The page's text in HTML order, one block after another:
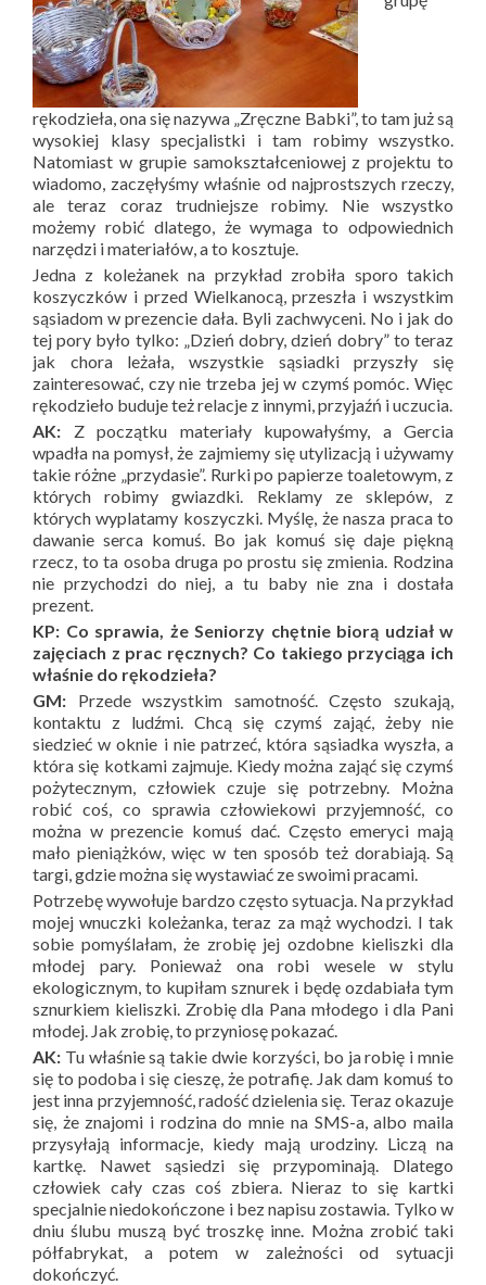
rękodzieła, ona się nazywa „Zręczne Babki”, to tam już są
wysokiej klasy specjalistki i tam robimy wszystko.
Natomiast w grupie samokształceniowej z projektu to
wiadomo, zaczęłyśmy właśnie od najprostszych rzeczy,
ale teraz coraz trudniejsze robimy. Nie wszystko
możemy robić dlatego, że wymaga to odpowiednich
narzędzi i materiałów, a to kosztuje.
Jedna z koleżanek na przykład zrobiła sporo takich
koszyczków i przed Wielkanocą, przeszła i wszystkim
sąsiadom w prezencie dała. Byli zachwyceni. No i jak do
tej pory było tylko: „Dzień dobry, dzień dobry” to teraz
jak chora leżała, wszystkie sąsiadki przyszły się
zainteresować, czy nie trzeba jej w czymś pomóc. Więc
rękodzieło buduje też relacje z innymi, przyjaźń i uczucia.
AK: Z początku materiały kupowałyśmy, a Gercia
wpadła na pomysł, że zajmiemy się utylizacją i używamy
takie różne „przydasie”. Rurki po papierze toaletowym, z
których robimy gwiazdki. Reklamy ze sklepów, z
których wyplatamy koszyczki. Myślę, że nasza praca to
dawanie serca komuś. Bo jak komuś się daje piękną
rzecz, to ta osoba druga po prostu się zmienia. Rodzina
nie przychodzi do niej, a tu baby nie zna i dostała
prezent.
KP: Co sprawia, że Seniorzy chętnie biorą udział w
zajęciach z prac ręcznych? Co takiego przyciąga ich
właśnie do rękodzieła?
GM: Przede wszystkim samotność. Często szukają,
kontaktu z ludźmi. Chcą się czymś zająć, żeby nie
siedzieć w oknie i nie patrzeć, która sąsiadka wyszła, a
która się kotkami zajmuje. Kiedy można zająć się czymś
pożytecznym, człowiek czuje się potrzebny. Można
robić coś, co sprawia człowiekowi przyjemność, co
można w prezencie komuś dać. Często emeryci mają
mało pieniążków, więc w ten sposób też dorabiają. Są
targi, gdzie można się wystawiać ze swoimi pracami.
Potrzebę wywołuje bardzo często sytuacja. Na przykład
mojej wnuczki koleżanka, teraz za mąż wychodzi. I tak
sobie pomyślałam, że zrobię jej ozdobne kieliszki dla
młodej pary. Ponieważ ona robi wesele w stylu
ekologicznym, to kupiłam sznurek i będę ozdabiała tym
sznurkiem kieliszki. Zrobię dla Pana młodego i dla Pani
młodej. Jak zrobię, to przyniosę pokazać.
AK: Tu właśnie są takie dwie korzyści, bo ja robię i mnie
się to podoba i się cieszę, że potrafię. Jak dam komuś to
jest inna przyjemność, radość dzielenia się. Teraz okazuje
się, że znajomi i rodzina do mnie na SMS-a, albo maila
przysyłają informacje, kiedy mają urodziny. Liczą na
kartkę. Nawet sąsiedzi się przypominają. Dlatego
człowiek cały czas coś zbiera. Nieraz to się kartki
specjalnie niedokończone i bez napisu zostawia. Tylko w
dniu ślubu muszą być troszkę inne. Można zrobić taki
półfabrykat, a potem w zależności od sytuacji
dokończyć.